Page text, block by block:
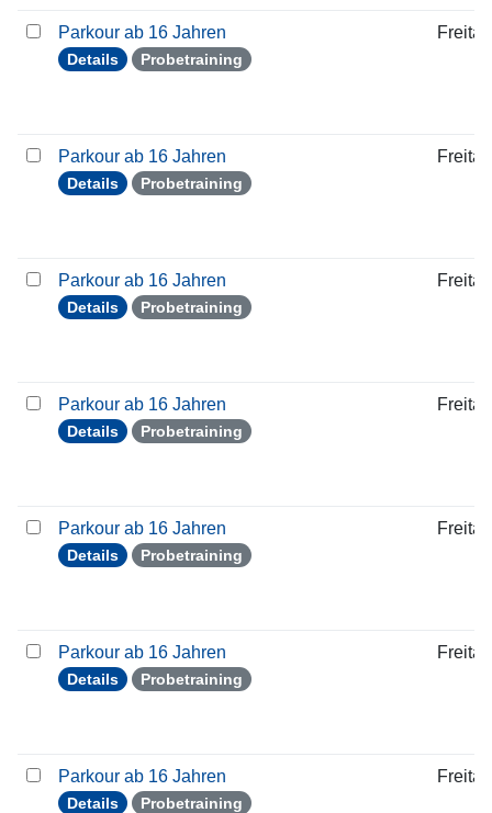
Parkour ab 16 Jahren
Details Probetraining
Freitag
Parkour ab 16 Jahren
Details Probetraining
Freitag
Parkour ab 16 Jahren
Details Probetraining
Freitag
Parkour ab 16 Jahren
Details Probetraining
Freitag
Parkour ab 16 Jahren
Details Probetraining
Freitag
Parkour ab 16 Jahren
Details Probetraining
Freitag
Parkour ab 16 Jahren
Details Probetraining
Freitag